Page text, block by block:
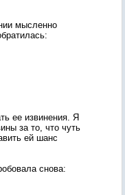
мысленно
ее извинения. Я
за то, что чуть
ей шанс
снова: